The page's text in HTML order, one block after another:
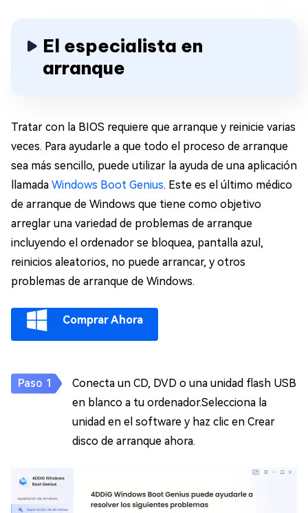
El especialista en
arranque
Tratar con la BIOS requiere que arranque y reinicie varias
veces. Para ayudarle a que todo el proceso de arranque
sea más sencillo, puede utilizar la ayuda de una aplicación
llamada Windows Boot Genius. Este es el último médico
de arranque de Windows que tiene como objetivo
arreglar una variedad de problemas de arranque
incluyendo el ordenador se bloquea, pantalla azul,
reinicios aleatorios, no puede arrancar, y otros
problemas de arranque de Windows.
Comprar Ahora
Conecta un CD, DVD o una unidad flash USB
en blanco a tu ordenador.Selecciona la
unidad en el software y haz clic en Crear
disco de arranque ahora.